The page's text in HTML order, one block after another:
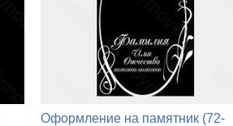
Оформление на памятник (72-